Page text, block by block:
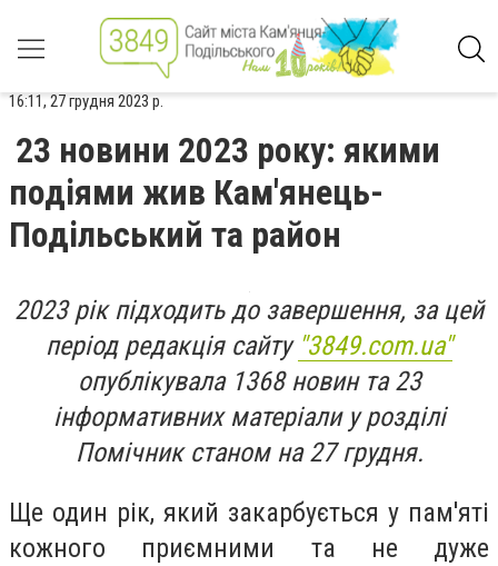
16:11, 27 грудня 2023 р.
23 новини 2023 року: якими
подіями жив Кам'янець-
Подільський та район
2023 рік підходить до завершення, за цей
період редакція сайту "3849.com.ua"
опублікувала 1368 новин та 23
інформативних матеріали у розділі
Помічник станом на 27 грудня.
Ще один рік, який закарбується у пам'яті
кожного приємними та не дуже